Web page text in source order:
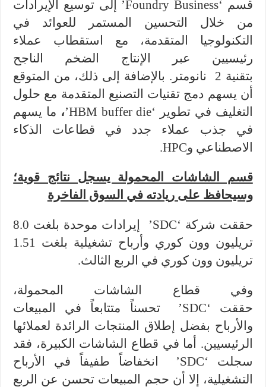
قسم ‘Foundry Business’
إلى توسيع الإيرادات
من خلال التحسين المستمر للعوائد في
التكنولوجيا المتقدمة، مع استقطاب عملاء
رئيسيين عبر الإنتاج الضخم الناجح
بتقنية 2 نانومتر. بالإضافة إلى ذلك، من المتوقع
أن يسهم دمج تقنيات التصنيع المتقدمة مع حلول
التغليف في تطوير ‘HBM buffer die’
، ما يسهم
في جذب عملاء جدد في قطاعات الذكاء
الاصطناعي وHPC.
قسم الشاشات المحمولة يسجل نتائج قوية؛
وسيحافظ على ريادته في السوق الفاخرة
حققت شركة ‘SDC’ إيرادات موحدة بلغت 8.0
تريليون وون كوري وأرباح تشغيلية بلغت 1.51
تريليون وون كوري في الربع الثالث.
وفي قطاع الشاشات المحمولة،
حققت ‘SDC’ تحسناً متتابعاً في المبيعات
والأرباح بفضل إطلاق المنتجات الرائدة لعملائها
الرئيسيين. أما في قطاع الشاشات الكبيرة، فقد
سجلت ‘SDC’ انخفاضاً طفيفاً في الأرباح
التشغيلية، إلا أن حجم المبيعات تحسن عن الربع